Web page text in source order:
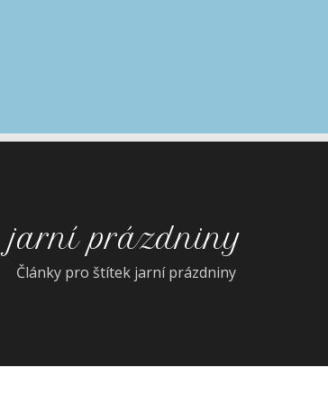
jarní prázdniny
Články pro štítek jarní prázdniny